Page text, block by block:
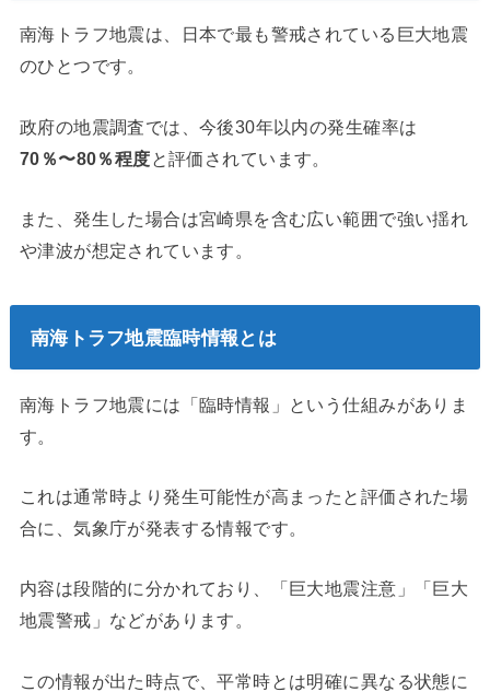
南海トラフ地震は、日本で最も警戒されている巨大地震
のひとつです。
政府の地震調査では、今後30年以内の発生確率は
70％〜80％程度と評価されています。
また、発生した場合は宮崎県を含む広い範囲で強い揺れ
や津波が想定されています。
南海トラフ地震臨時情報とは
南海トラフ地震には「臨時情報」という仕組みがありま
す。
これは通常時より発生可能性が高まったと評価された場
合に、気象庁が発表する情報です。
内容は段階的に分かれており、「巨大地震注意」「巨大
地震警戒」などがあります。
この情報が出た時点で、平常時とは明確に異なる状態に